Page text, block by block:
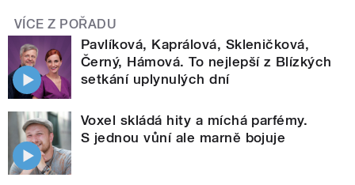
VÍCE Z POŘADU
Pavlíková, Kaprálová, Skleničková,
Černý, Hámová. To nejlepší z Blízkých
setkání uplynulých dní
Voxel skládá hity a míchá parfémy.
S jednou vůní ale marně bojuje